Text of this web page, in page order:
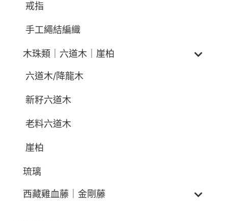
戒指
手工繩結編織
木珠類｜六道木｜崖柏
六道木/降龍木
新籽六道木
老料六道木
崖柏
琉璃
西藏雞血藤｜金剛藤